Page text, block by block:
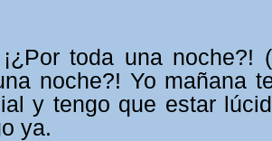
toda una noche?!
noche?! Yo mañana
y tengo que estar
ya.